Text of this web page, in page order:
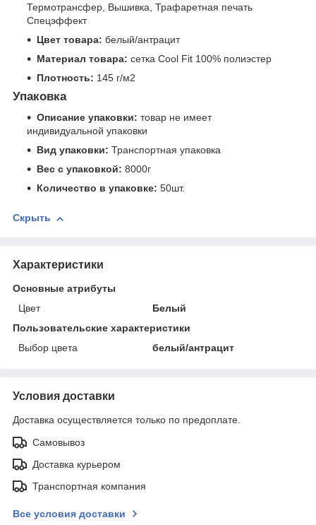
Термотрансфер, Вышивка, Трафаретная печать
Спецэффект
Цвет товара: белый/антрацит
Материал товара: сетка Cool Fit 100% полиэстер
Плотность: 145 г/м2
Упаковка
Описание упаковки: товар не имеет
индивидуальной упаковки
Вид упаковки: Транспортная упаковка
Вес с упаковкой: 8000г
Количество в упаковке: 50шт.
Скрыть
Характеристики
Основные атрибуты
Цвет
Белый
Пользовательские характеристики
Выбор цвета
белый/антрацит
Условия доставки
Доставка осуществляется только по предоплате.
Самовывоз
Доставка курьером
Транспортная компания
Все условия доставки